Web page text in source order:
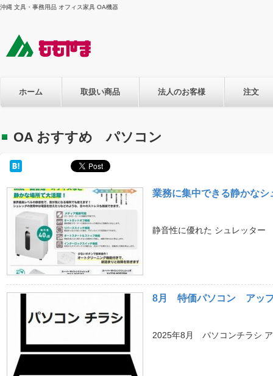
沖縄 文具・事務用品 オフィス家具 OA機器
ホーム 取扱い商品 法人のお客様 注文
OA おすすめ パソコン
業務に集中できる静かなシ
静音性に優れた シュレッター
8月 特価パソコン アッ
2025年8月 パソコンチラシ